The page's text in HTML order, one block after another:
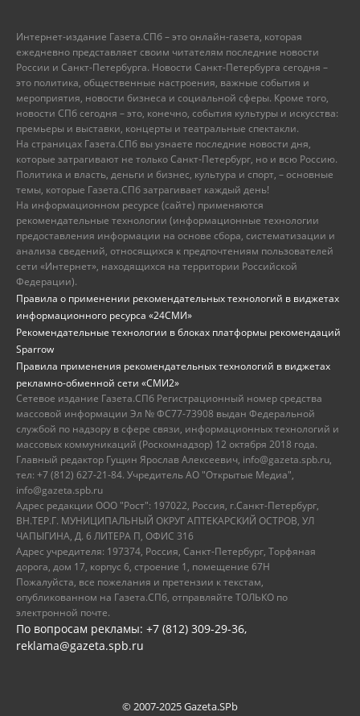
Интернет-издание Газета.СПб – это онлайн-газета, которая
ежедневно представляет своим читателям последние новости
России и Санкт-Петербурга. Новости Санкт-Петербурга сегодня –
это политика, общественные настроения, важные события и
мероприятия, новости бизнеса и социальной сферы. Кроме того,
новости СПб сегодня – это, конечно, события культуры и искусства:
премьеры и выставки, концерты и театральные спектакли.
На страницах Газета.СПб вы узнаете последние новости дня,
которые затрагивают не только Санкт-Петербург, но и всю Россию.
Политика и власть, деньги и бизнес, культура и спорт, – основные
темы, которые Газета.СПб затрагивает каждый день!
На информационном ресурсе (сайте) применяются
рекомендательные технологии (информационные технологии
предоставления информации на основе сбора, систематизации и
анализа сведений, относящихся к предпочтениям пользователей
сети «Интернет», находящихся на территории Российской
Федерации).
Правила о применении рекомендательных технологий в виджетах
информационного ресурса «24СМИ»
Рекомендательные технологии в блоках платформы рекомендаций
Sparrow
Правила применения рекомендательных технологий в виджетах
рекламно-обменной сети «СМИ2»
Сетевое издание Газета.СПб Регистрационный номер средства
массовой информации Эл № ФС77-73908 выдан Федеральной
службой по надзору в сфере связи, информационных технологий и
массовых коммуникаций (Роскомнадзор) 12 октября 2018 года.
Главный редактор Гущин Ярослав Алексеевич, info@gazeta.spb.ru,
тел: +7 (812) 627-21-84. Учредитель АО "Открытые Медиа",
info@gazeta.spb.ru
Адрес редакции ООО "Рост": 197022, Россия, г.Санкт-Петербург,
ВН.ТЕР.Г. МУНИЦИПАЛЬНЫЙ ОКРУГ АПТЕКАРСКИЙ ОСТРОВ, УЛ
ЧАПЫГИНА, Д. 6 ЛИТЕРА П, ОФИС 316
Адрес учредителя: 197374, Россия, Санкт-Петербург, Торфяная
дорога, дом 17, корпус 6, строение 1, помещение 67Н
Пожалуйста, все пожелания и претензии к текстам,
опубликованном на Газета.СПб, отправляйте ТОЛЬКО по
электронной почте.
По вопросам рекламы: +7 (812) 309-29-36,
reklama@gazeta.spb.ru
© 2007-2025 Gazeta.SPb